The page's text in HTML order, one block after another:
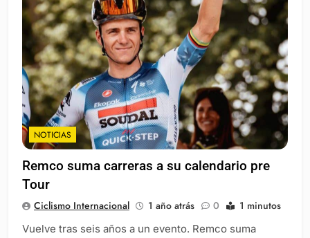
NOTICIAS
Remco suma carreras a su calendario pre
Tour
Ciclismo Internacional 1 año atrás 0 1 minutos
Vuelve tras seis años a un evento. Remco suma